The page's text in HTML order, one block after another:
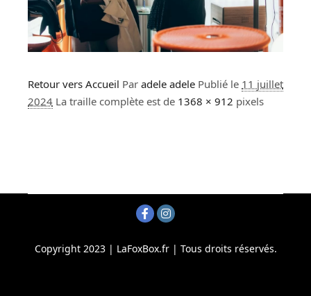
Retour vers Accueil Par adele adele Publié le 11 juillet
2024 La traille complète est de 1368 × 912 pixels
Copyright 2023 | LaFoxBox.fr | Tous droits réservés.